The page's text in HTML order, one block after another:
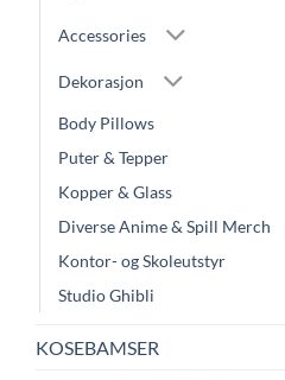
Accessories
Dekorasjon
Body Pillows
Puter & Tepper
Kopper & Glass
Diverse Anime & Spill Merch
Kontor- og Skoleutstyr
Studio Ghibli
KOSEBAMSER